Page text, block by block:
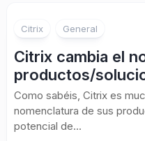
Citrix General
Citrix cambia el
productos/
Como sabéis, Citrix es
nomenclatura de sus
potencial de...